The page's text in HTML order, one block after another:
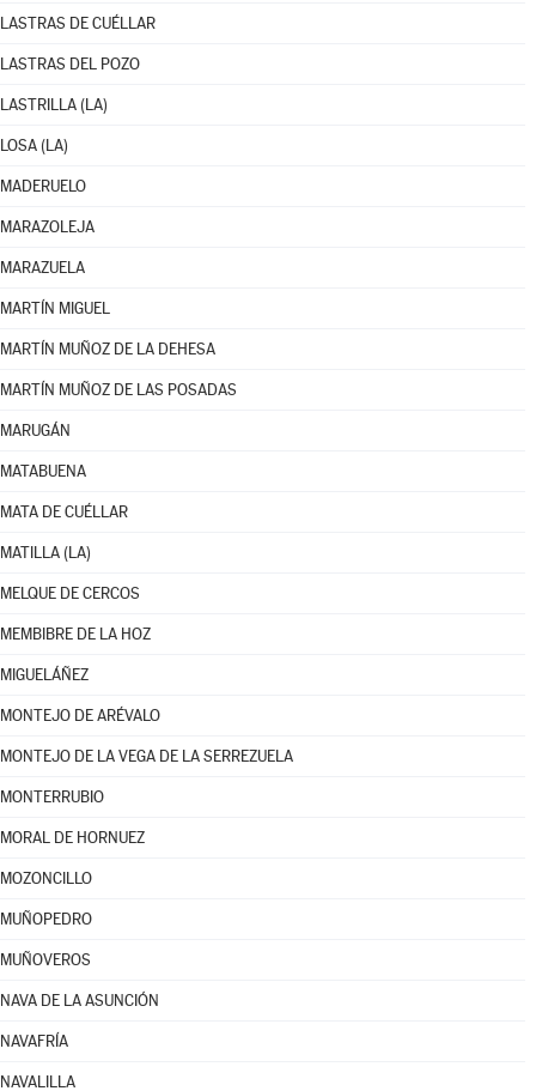
LASTRAS DE CUÉLLAR
LASTRAS DEL POZO
LASTRILLA (LA)
LOSA (LA)
MADERUELO
MARAZOLEJA
MARAZUELA
MARTÍN MIGUEL
MARTÍN MUÑOZ DE LA DEHESA
MARTÍN MUÑOZ DE LAS POSADAS
MARUGÁN
MATABUENA
MATA DE CUÉLLAR
MATILLA (LA)
MELQUE DE CERCOS
MEMBIBRE DE LA HOZ
MIGUELÁÑEZ
MONTEJO DE ARÉVALO
MONTEJO DE LA VEGA DE LA SERREZUELA
MONTERRUBIO
MORAL DE HORNUEZ
MOZONCILLO
MUÑOPEDRO
MUÑOVEROS
NAVA DE LA ASUNCIÓN
NAVAFRÍA
NAVALILLA